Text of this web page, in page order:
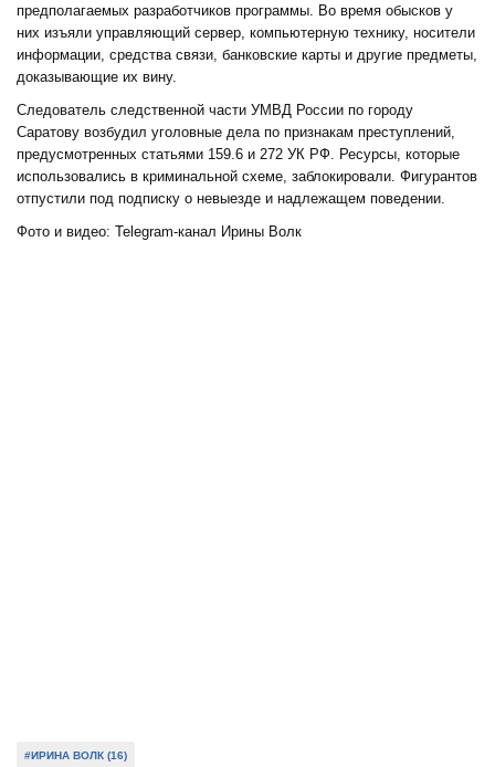
предполагаемых разработчиков программы. Во время обысков у
них изъяли управляющий сервер, компьютерную технику, носители
информации, средства связи, банковские карты и другие предметы,
доказывающие их вину.
Следователь следственной части УМВД России по городу
Саратову возбудил уголовные дела по признакам преступлений,
предусмотренных статьями 159.6 и 272 УК РФ. Ресурсы, которые
использовались в криминальной схеме, заблокировали. Фигурантов
отпустили под подписку о невыезде и надлежащем поведении.
Фото и видео: Telegram-канал Ирины Волк
#ИРИНА ВОЛК (16)